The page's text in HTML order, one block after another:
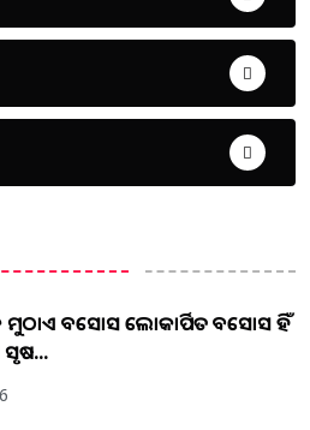
ମୁଠାଏ ଅବସୋସ ଲୋକାର୍ପିତ ଅବସୋସ ହିଁ